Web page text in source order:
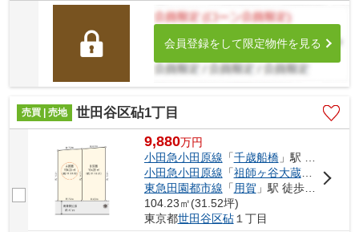
会員登録をして限定物件を見る
売買 | 売地 世田谷区砧1丁目
9,880万円
小田急小田原線 「千歳船橋」駅 徒歩21分
小田急小田原線 「祖師ヶ谷大蔵」駅 徒歩
東急田園都市線 「 用賀 」駅 徒歩26分
104.23㎡(31.52坪)
東京都世田谷区砧１丁目